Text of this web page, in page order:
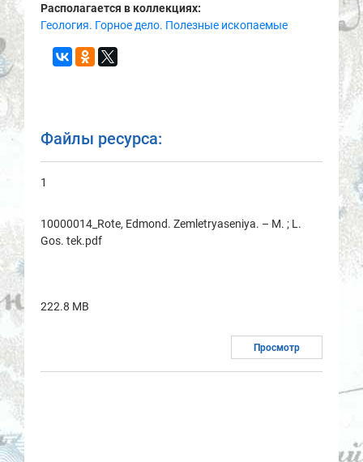
Располагается в коллекциях:
Геология. Горное дело. Полезные ископаемые
Файлы ресурса:
1
10000014_Rote, Edmond. Zemletryaseniya. – M. ; L.
Gos. tek.pdf
222.8 MB
Просмотр